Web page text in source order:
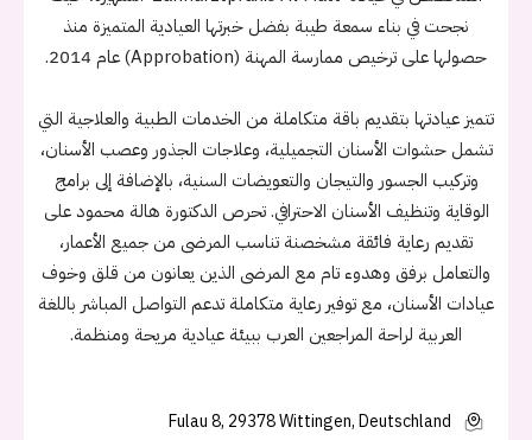
نجحت في بناء سمعة طيبة بفضل خبرتها العيادية المتميزة منذ
حصولها على ترخيص ممارسة المهنة (Approbation) عام 2014.
تتميز عيادتها بتقديم باقة متكاملة من الخدمات الطبية والعلاجية التي
تشمل حشوات الأسنان التجميلية، وعلاجات الجذور وعصب الأسنان،
وتركيب الجسور والتيجان والتعويضات السنية، بالإضافة إلى برامج
الوقاية وتنظيف الأسنان الاحترافي. تحرص الدكتورة هالة محمود على
تقديم رعاية فائقة مشخصنة تناسب المرضى من جميع الأعمار،
والتعامل برفق وهدوء تام مع المرضى الذين يعانون من قلق وخوف
عيادات الأسنان، مع توفير رعاية متكاملة تدعم التواصل المباشر باللغة
العربية لراحة المراجعين العرب ببيئة عيادية مريحة ومنظمة.
Fulau 8, 29378 Wittingen, Deutschland